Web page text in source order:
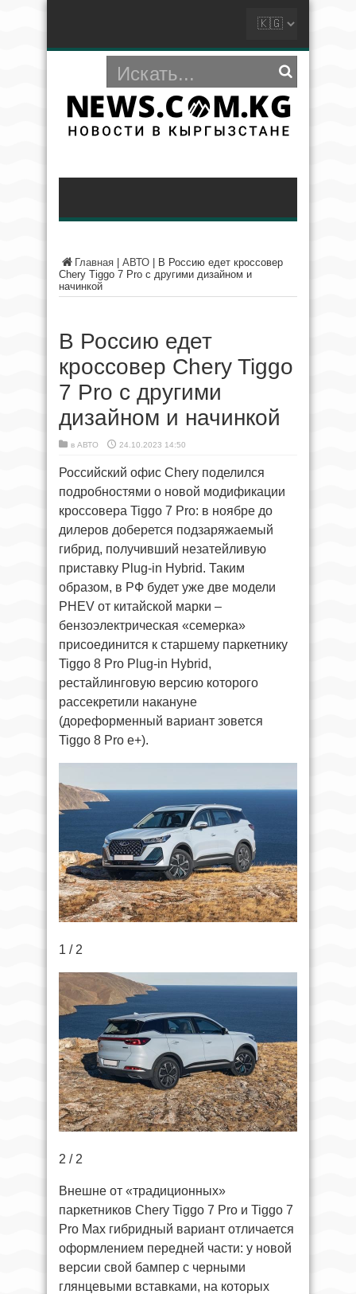
Главная АВТО
В Россию едет кроссовер
Chery Tiggo 7 Pro с другими дизайном и
начинкой
В Россию едет
кроссовер Chery Tiggo
7 Pro с другими
дизайном и начинкой
в АВТО 24.10.2023 14:50
Российский офис Chery поделился
подробностями о новой модификации
кроссовера Tiggo 7 Pro: в ноябре до
дилеров доберется подзаряжаемый
гибрид, получивший незатейливую
приставку Plug-in Hybrid. Таким
образом, в РФ будет уже две модели
PHEV от китайской марки –
бензоэлектрическая «семерка»
присоединится к старшему паркетнику
Tiggo 8 Pro Plug-in Hybrid,
рестайлинговую версию которого
рассекретили накануне
(дореформенный вариант зовется
Tiggo 8 Pro e+).
1 / 2
2 / 2
Внешне от «традиционных»
паркетников Chery Tiggo 7 Pro и Tiggo 7
Pro Max гибридный вариант отличается
оформлением передней части: у новой
версии свой бампер с черными
глянцевыми вставками, на которых